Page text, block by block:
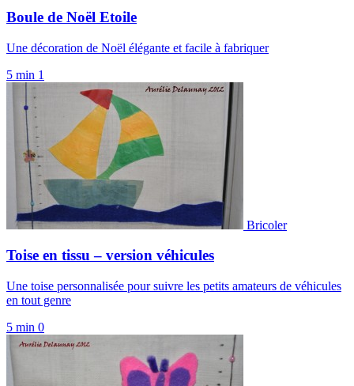
Boule de Noël Etoile
Une décoration de Noël élégante et facile à fabriquer
5 min 1
Bricoler
Toise en tissu – version véhicules
Une toise personnalisée pour suivre les petits amateurs de véhicules
en tout genre
5 min 0